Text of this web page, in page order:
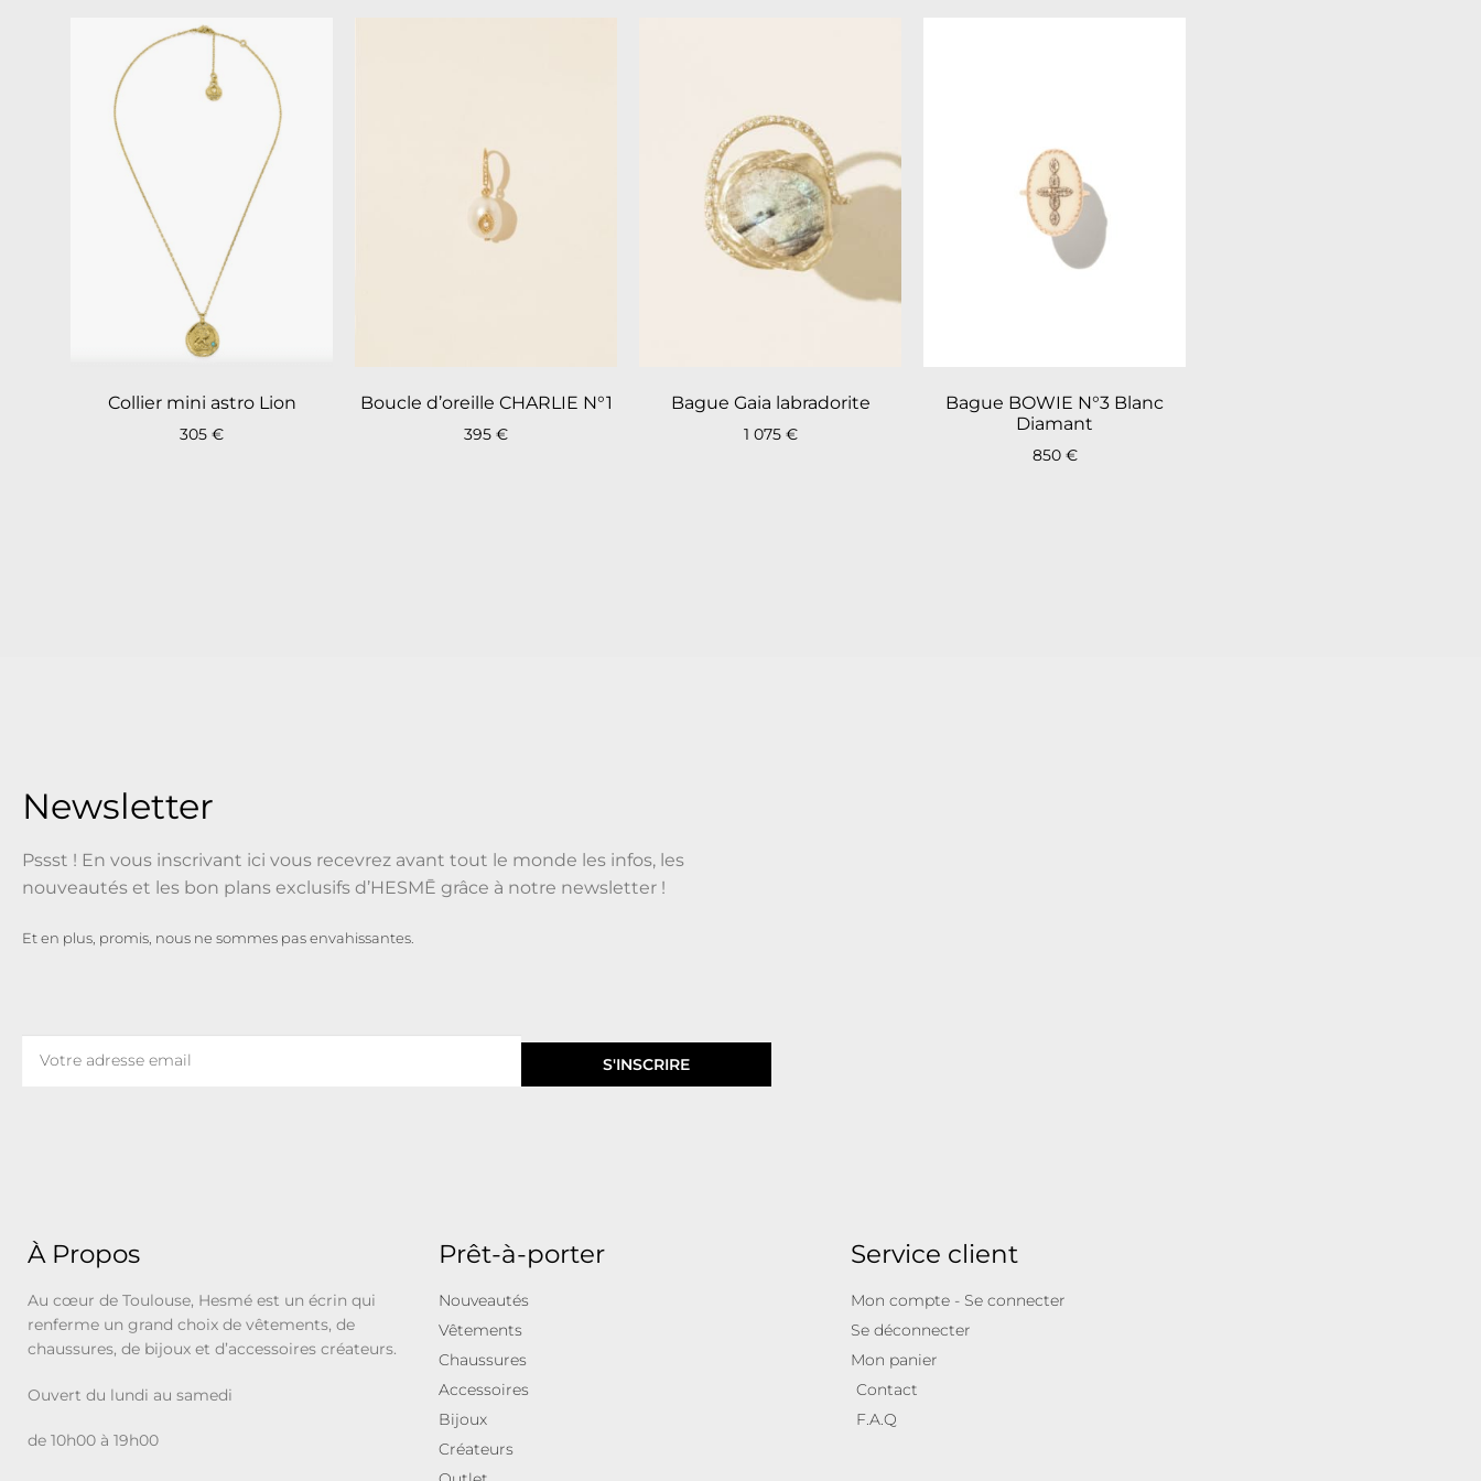
Collier mini astro Lion
305 €
Boucle d’oreille CHARLIE N°1
395 €
Bague Gaia labradorite
1 075 €
Bague BOWIE N°3 Blanc
Diamant
850 €
Newsletter
Pssst ! En vous inscrivant ici vous recevrez avant tout le monde les infos, les
nouveautés et les bon plans exclusifs d’HESMĒ grâce à notre newsletter !
Et en plus, promis, nous ne sommes pas envahissantes.
S'INSCRIRE
À Propos
Au cœur de Toulouse, Hesmé est un écrin qui
renferme un grand choix de vêtements, de
chaussures, de bijoux et d’accessoires créateurs.
Ouvert du lundi au samedi
de 10h00 à 19h00
Prêt-à-porter
Nouveautés
Vêtements
Chaussures
Accessoires
Bijoux
Créateurs
Service client
Mon compte - Se connecter
Se déconnecter
Mon panier
Contact
F.A.Q